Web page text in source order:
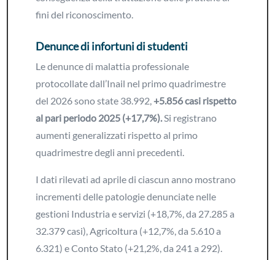
fini del riconoscimento.
Denunce di infortuni di studenti
Le denunce di malattia professionale
protocollate dall’Inail nel primo quadrimestre
del 2026 sono state 38.992,+5.856 casi rispetto
al pari periodo 2025 (+17,7%). Si registrano
aumenti generalizzati rispetto al primo
quadrimestre degli anni precedenti.
I dati rilevati ad aprile di ciascun anno mostrano
incrementi delle patologie denunciate nelle
gestioni Industria e servizi (+18,7%, da 27.285 a
32.379 casi), Agricoltura (+12,7%, da 5.610 a
6.321) e Conto Stato (+21,2%, da 241 a 292).